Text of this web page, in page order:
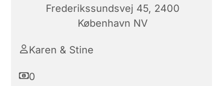
Frederikssundsvej 45, 2400
København NV
Karen & Stine
0